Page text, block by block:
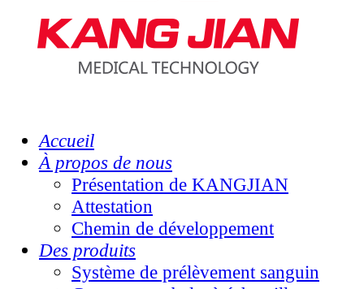
Accueil
À propos de nous
Présentation de KANGJIAN
Attestation
Chemin de développement
Des produits
Système de prélèvement sanguin